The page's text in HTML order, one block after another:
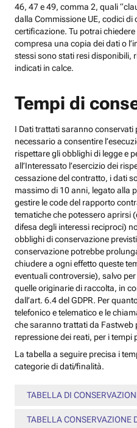
46, 47 e 49, comma 2, quali
dalla Commissione UE, codici
certificazione. Tu potrai
compresa una copia dei dati o
stessi sono stati resi disponibili,
indicati in calce.
Tempi di
I Dati trattati saranno conservati
necessario a consentire
rispettare gli obblighi di legge e
all’Interessato l’esercizio dei
cessazione del contratto, i dati
massimo di 10 anni, legato alla
gestire le code del rapporto
tematiche che potessero aprirsi
difesa degli interessi reciproci)
obblighi di conservazione
conservazione potrebbe
chiudere a ogni effetto queste
eventuali controversie), salvo
quelle originarie di raccolta, in
dall’art. 6.4 del GDPR. Per
telefonico e telematico e le
che saranno trattati da Fastweb
repressione dei reati, per i tempi
La tabella a seguire precisa i
categorie di dati/finalità.
TABELLA DI
TABELLA CONSERVAZIONE